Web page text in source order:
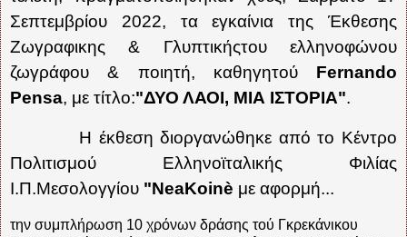
Σεπτεμβρίου 2022, τα εγκαίνια της Έκθεσης
Ζωγραφικης & Γλυπτικήςτου ελληνοφώνου
ζωγράφου & ποιητή, καθηγητού Fernando
Pensa, με τίτλο:"ΔΥΟ ΛΑΟΙ, ΜΙΑ ΙΣΤΟΡΙΑ".
Η έκθεση διοργανώθηκε από το Κέντρο
Πολιτισμού Ελληνοϊταλικής Φιλίας
Ι.Π.Μεσολογγίου "NeaKoinè με αφορμή...
την συμπλήρωση 10 χρόνων δράσης τού Γκρεκάνικου